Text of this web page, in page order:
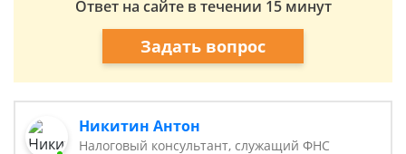
Ответ на сайте в течении 15 минут
Задать вопрос
Никитин Антон
Налоговый консультант, служащий ФНС